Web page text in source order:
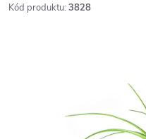
Kód produktu: 3828